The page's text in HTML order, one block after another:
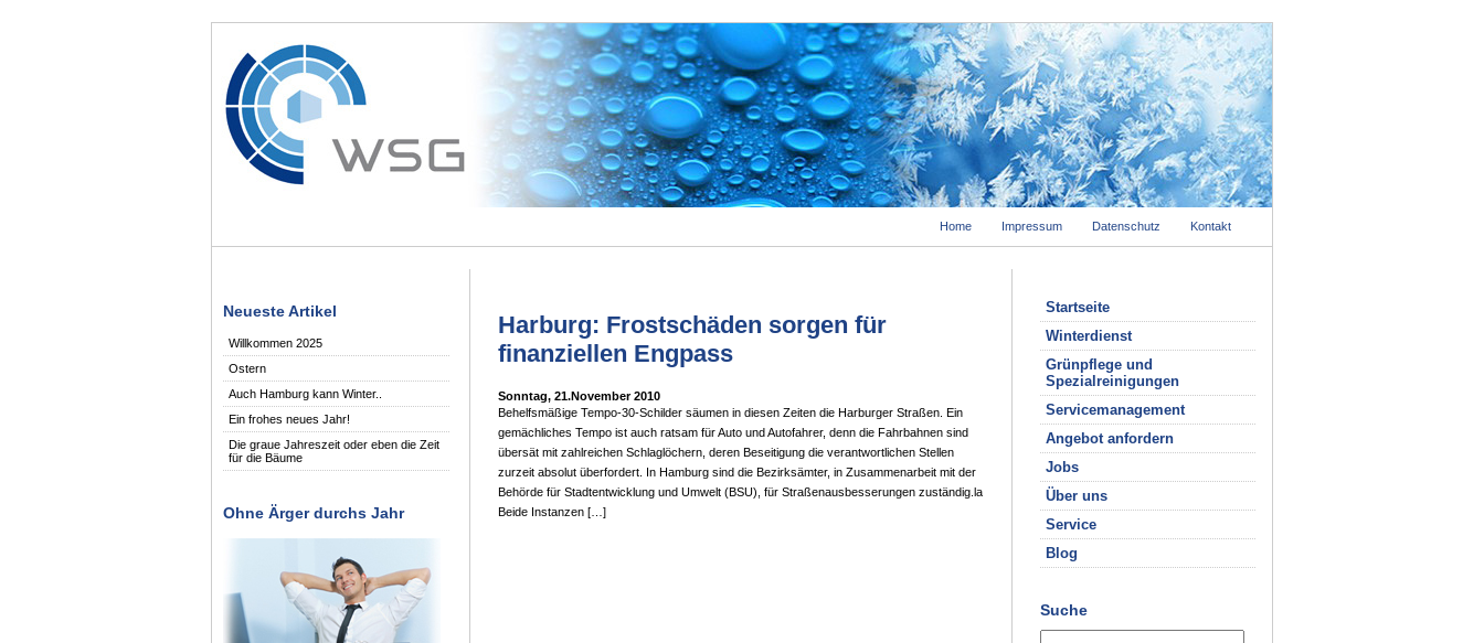
Home Impressum Datenschutz Kontakt
Neueste Artikel
Willkommen 2025
Ostern
Auch Hamburg kann Winter..
Ein frohes neues Jahr!
Die graue Jahreszeit oder eben die Zeit
für die Bäume
Ohne Ärger durchs Jahr
Startseite
Winterdienst
Grünpflege und
Spezialreinigungen
Servicemanagement
Angebot anfordern
Jobs
Über uns
Service
Blog
Suche
Harburg: Frostschäden sorgen für
finanziellen Engpass
Sonntag, 21.November 2010
Behelfsmäßige Tempo-30-Schilder säumen in diesen Zeiten die Harburger Straßen. Ein
gemächliches Tempo ist auch ratsam für Auto und Autofahrer, denn die Fahrbahnen sind
übersät mit zahlreichen Schlaglöchern, deren Beseitigung die verantwortlichen Stellen
zurzeit absolut überfordert. In Hamburg sind die Bezirksämter, in Zusammenarbeit mit der
Behörde für Stadtentwicklung und Umwelt (BSU), für Straßenausbesserungen zuständig.la
Beide Instanzen […]